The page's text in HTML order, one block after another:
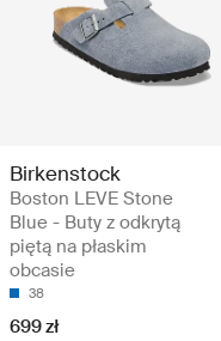
Birkenstock
Boston LEVE Stone
Blue - Buty z odkrytą
piętą na płaskim
obcasie
38
699 zł